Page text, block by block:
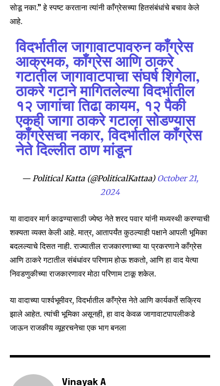
Join our community of
SUBSCRIBERS and be part of the
conversation.
or click the subscribe button below. Don't worry, we respect
safe with us.
SUBSCRIBE
I've read and accept thePrivacy Policy
Fans Followers
सोडू नका.” हे स्पष्ट करताना त्यांनी काँग्रेसच्या हितसंबंधांचे बचाव केले
आहे.
विदर्भातील जागावाटपावरुन काँग्रेस
आक्रमक, काँग्रेस आणि ठाकरे
गटातील जागावाटपाचा संघर्ष शिगेला,
ठाकरे गटाने मागितलेल्या विदर्भातील
१२ जागांचा तिढा कायम, १२ पैकी
एकही जागा ठाकरे गटाला सोडण्यास
काँग्रेसचा नकार, विदर्भातील काँग्रेस
नेते दिल्लीत ठाण मांडून
— Political Katta (@PoliticalKattaa) October 21,
2024
या वादावर मार्ग काढण्यासाठी ज्येष्ठ नेते शरद पवार यांनी मध्यस्थी करण्याची
शक्यता व्यक्त केली आहे. मात्र, आतापर्यंत कुठल्याही पक्षाने आपली भूमिका
बदलल्याचे दिसत नाही. राज्यातील राजकारणाच्या या प्रकरणाने काँग्रेस
आणि ठाकरे गटातील संबंधांवर परिणाम होऊ शकतो, आणि हा वाद येत्या
निवडणुकीच्या राजकारणावर मोठा परिणाम टाकू शकेल.
या वादाच्या पार्श्वभूमीवर, विदर्भातील काँग्रेस नेते आणि कार्यकर्ते सक्रिय
झाले आहेत. त्यांची भूमिका असूनही, हा वाद केवळ जागावाटपापलीकडे
जाऊन राजकीय व्यूहरचनेचा एक भाग बनला
Vinayak A